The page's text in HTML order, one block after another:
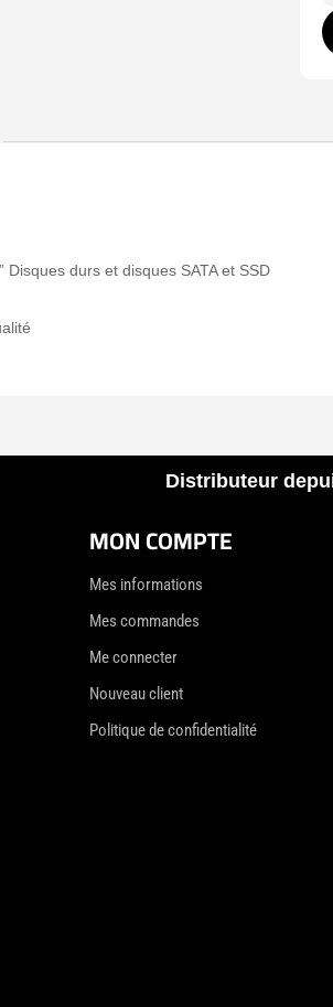
durs et disques SATA et SSD
Distributeur
MON COMPTE
Mes informations
Mes commandes
Me connecter
Nouveau client
Politique de confidentialité